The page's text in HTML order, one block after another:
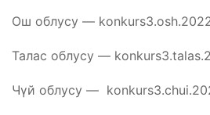
Ош облусу —
Талас облусу —
Чүй облусу —